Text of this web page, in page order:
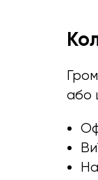
або